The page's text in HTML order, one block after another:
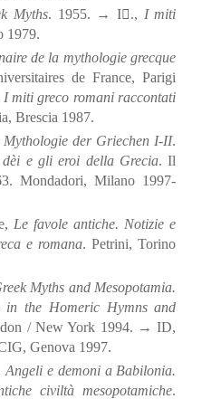
Myths. 1955. → I., I miti
1979.
de la mythologie grecque
de France, Parigi
miti greco romani raccontati
Brescia 1987.
der Griechen I-II.
e gli eroi della Grecia. Il
Mondadori, Milano 1997-
Le favole antiche. Notizie e
e romana. Petrini, Torino
Myths and Mesopotamia.
in the Homeric Hymns and
/ New York 1994. → ID,
Genova 1997.
Angeli e demoni a Babilonia.
civiltà mesopotamiche.